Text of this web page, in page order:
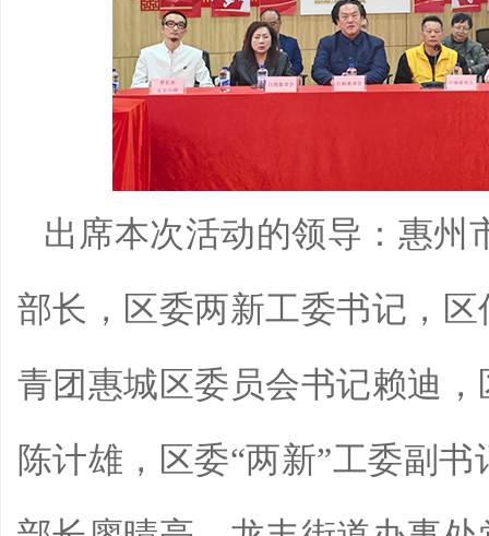
出席本次活动的领导：惠州
部长，区委两新工委书记，
青团惠城区委员会书记赖迪
陈计雄，区委“两新”工委副